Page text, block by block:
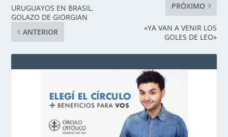
URUGUAYOS EN BRASIL.
GOLAZO DE GIORGIAN
ANTERIOR
PRÓXIMO
«YA VAN A VENIR LOS
GOLES DE LEO»